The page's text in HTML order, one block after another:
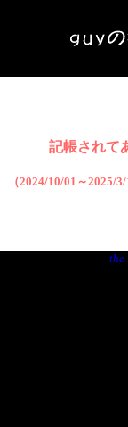
記帳されて
（2024/10/01～2025/
the